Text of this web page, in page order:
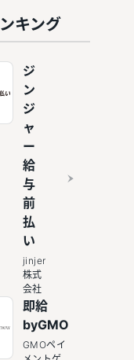
キング
ジ
ン
ジ
ャ
ー
給
与
前
払
い
jinjer
株式
会社
即給
byGMO
GMOペイ